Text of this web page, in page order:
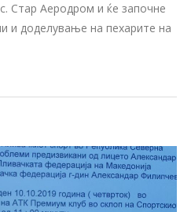
Стар Аеродром и ќе започне
и доделување на пехарите на